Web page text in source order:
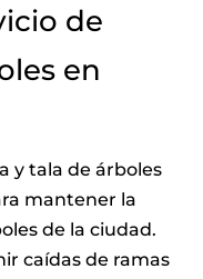
de
en
y tala de árboles
mantener la
de la ciudad.
caídas de ramas